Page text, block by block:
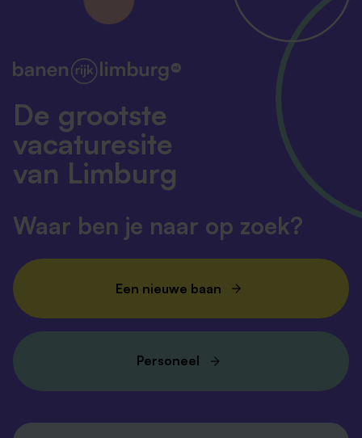
De grootste
vacaturesite
van Limburg
Waar ben je naar op zoek?
Een nieuwe baan
Personeel